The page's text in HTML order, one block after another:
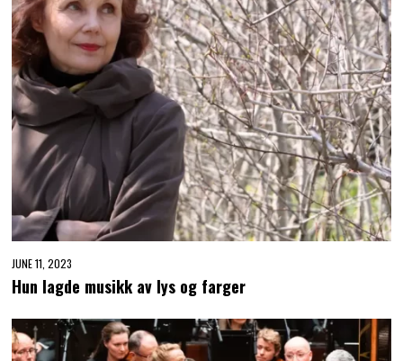
JUNE 11, 2023
Hun lagde musikk av lys og farger